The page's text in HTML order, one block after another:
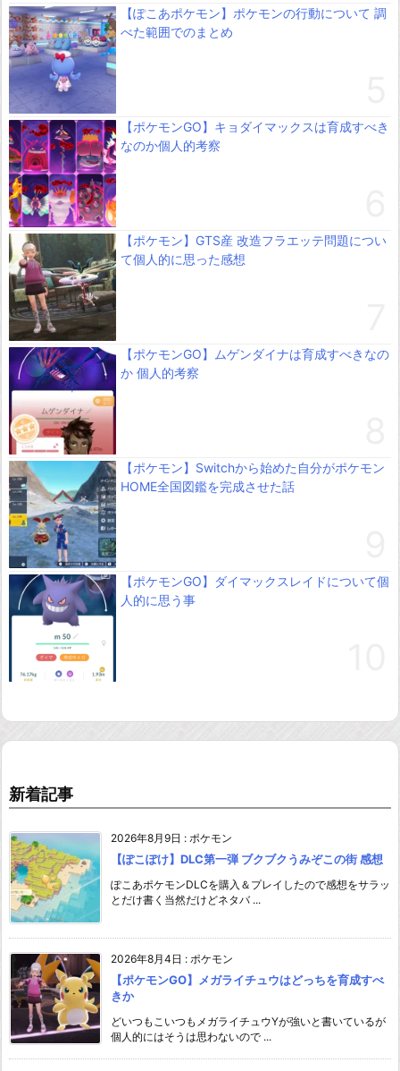
【ぽこあポケモン】ポケモンの行動について 調
べた範囲でのまとめ
【ポケモンGO】キョダイマックスは育成すべき
なのか個人的考察
【ポケモン】GTS産 改造フラエッテ問題につい
て個人的に思った感想
【ポケモンGO】ムゲンダイナは育成すべきなの
か 個人的考察
【ポケモン】Switchから始めた自分がポケモン
HOME全国図鑑を完成させた話
【ポケモンGO】ダイマックスレイドについて個
人的に思う事
新着記事
2026年8月9日 : ポケモン
【ぽこぽけ】DLC第一弾 ブクブクうみぞこの街 感想
ぽこあポケモンDLCを購入＆プレイしたので感想をサラッ
とだけ書く当然だけどネタバ ...
2026年8月4日 : ポケモン
【ポケモンGO】メガライチュウはどっちを育成すべ
きか
どいつもこいつもメガライチュウYが強いと書いているが
個人的にはそうは思わないので ...